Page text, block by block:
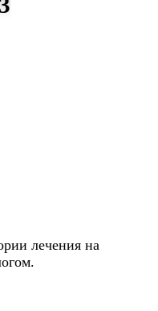
лечения на